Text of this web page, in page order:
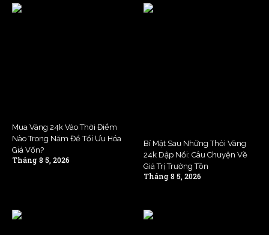
Mua Vàng 24k Vào Thời Điểm
Nào Trong Năm Để Tối Ưu Hóa
Giá Vốn?
Tháng 8 5, 2026
Bí Mật Sau Những Thỏi Vàng
24k Dập Nổi: Câu Chuyện Về
Giá Trị Trường Tồn
Tháng 8 5, 2026